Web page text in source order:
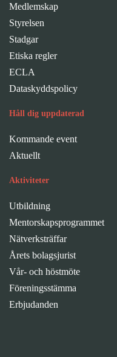
Medlemskap
Styrelsen
Stadgar
Etiska regler
ECLA
Dataskyddspolicy
Håll dig uppdaterad
Kommande event
Aktuellt
Aktiviteter
Utbildning
Mentorskapsprogrammet
Nätverksträffar
Årets bolagsjurist
Vår- och höstmöte
Föreningsstämma
Erbjudanden